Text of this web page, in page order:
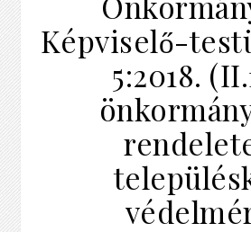
Képviselő-
5:2018.